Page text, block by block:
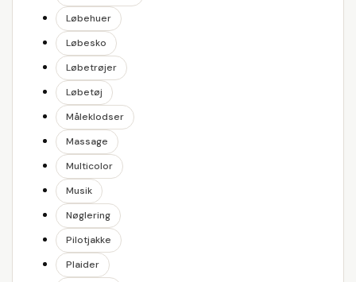
Løbehuer
Løbesko
Løbetrøjer
Løbetøj
Måleklodser
Massage
Multicolor
Musik
Nøglering
Pilotjakke
Plaider